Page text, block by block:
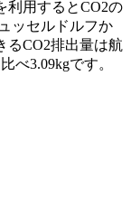
利用するとCO2の
ッセルドルフか
るCO2排出量は航
べ3.09kgです。